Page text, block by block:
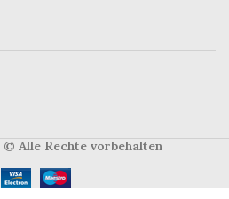
© Alle Rechte vorbehalten